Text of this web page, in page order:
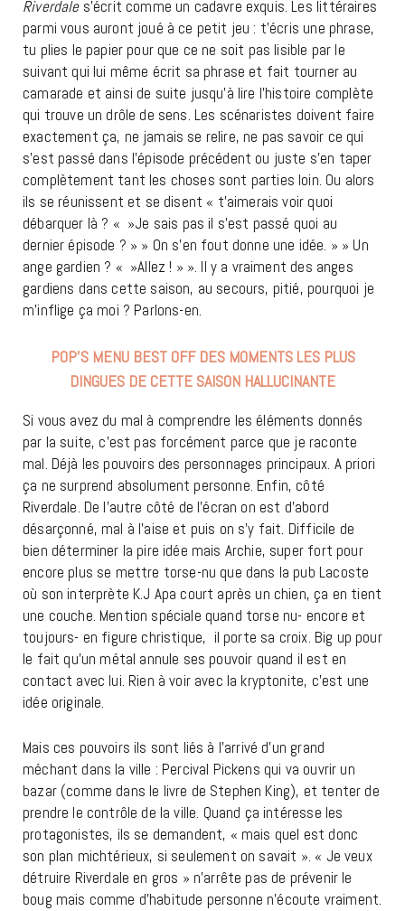
Riverdales’écrit comme un cadavre exquis. Les littéraires
parmi vous auront joué à ce petit jeu : t’écris une phrase,
tu plies le papier pour que ce ne soit pas lisible par le
suivant qui lui même écrit sa phrase et fait tourner au
camarade et ainsi de suite jusqu’à lire l’histoire complète
qui trouve un drôle de sens. Les scénaristes doivent faire
exactement ça, ne jamais se relire, ne pas savoir ce qui
s’est passé dans l’épisode précédent ou juste s’en taper
complètement tant les choses sont parties loin. Ou alors
ils se réunissent et se disent « t’aimerais voir quoi
débarquer là ? « »Je sais pas il s’est passé quoi au
dernier épisode ? » » On s’en fout donne une idée. » » Un
ange gardien ? « »Allez ! » ». Il y a vraiment des anges
gardiens dans cette saison, au secours, pitié, pourquoi je
m’inflige ça moi ? Parlons-en.
POP’S MENU BEST OFF DES MOMENTS LES PLUS
DINGUES DE CETTE SAISON HALLUCINANTE
Si vous avez du mal à comprendre les éléments donnés
par la suite, c’est pas forcément parce que je raconte
mal. Déjà les pouvoirs des personnages principaux. A priori
ça ne surprend absolument personne. Enfin, côté
Riverdale. De l’autre côté de l’écran on est d’abord
désarçonné, mal à l’aise et puis on s’y fait. Difficile de
bien déterminer la pire idée mais Archie, super fort pour
encore plus se mettre torse-nu que dans la pub Lacoste
où son interprète K.J Apa court après un chien, ça en tient
une couche. Mention spéciale quand torse nu- encore et
toujours- en figure christique, il porte sa croix. Big up pour
le fait qu’un métal annule ses pouvoir quand il est en
contact avec lui. Rien à voir avec la kryptonite, c’est une
idée originale.
Mais ces pouvoirs ils sont liés à l’arrivé d’un grand
méchant dans la ville : Percival Pickens qui va ouvrir un
bazar (comme dans le livre de Stephen King), et tenter de
prendre le contrôle de la ville. Quand ça intéresse les
protagonistes, ils se demandent, « mais quel est donc
son plan michtérieux, si seulement on savait ». « Je veux
détruire Riverdale en gros » n’arrête pas de prévenir le
boug mais comme d’habitude personne n’écoute vraiment.